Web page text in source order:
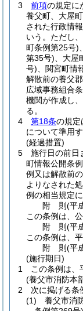
3
前項の規定に
養父町、大屋
された行政情報
いう。ただし
町条例第25号)
第35号) 、大
号) 、関宮町情
解散前の養父
広域事務組合
機関が作成し
る。
4
第18条の規定
について準用す
(経過措置)
5
施行日の前日
町情報公開条
例又は解散前
よりなされた
例の相当規定
附 則(平
この条例は、
附 則(平
この条例は、
附 則(平
(施行期日)
1
この条例は、
(養父市消防本
2
次に掲げる条
(1)
養父市消